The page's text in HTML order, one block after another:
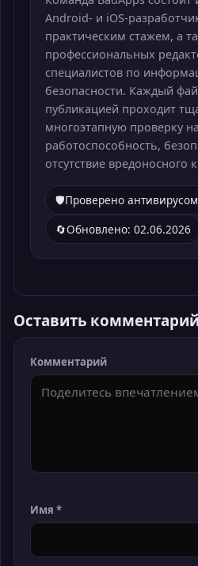
Android- и iOS-
практическим стажем, а
профессиональных
специалистов по
безопасности. Каждый
публикацией проходит
многоэтапную проверку на
работоспособность,
отсутствие вредоносного
🛡️Проверено антивирусом
🔄Обновлено: 02.06.2026
Оставить комментарий
Комментарий
Имя *